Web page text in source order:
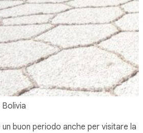
Bolivia
buon periodo anche per visitare la